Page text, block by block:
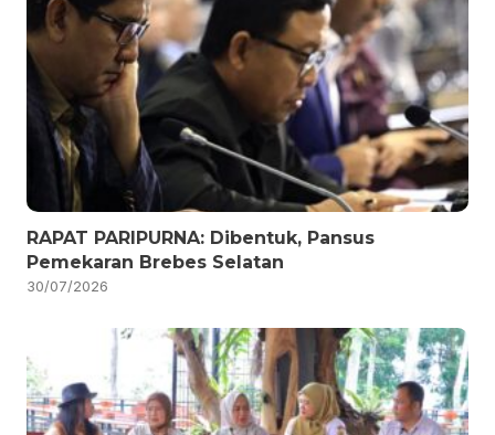
RAPAT PARIPURNA: Dibentuk, Pansus
Pemekaran Brebes Selatan
30/07/2026